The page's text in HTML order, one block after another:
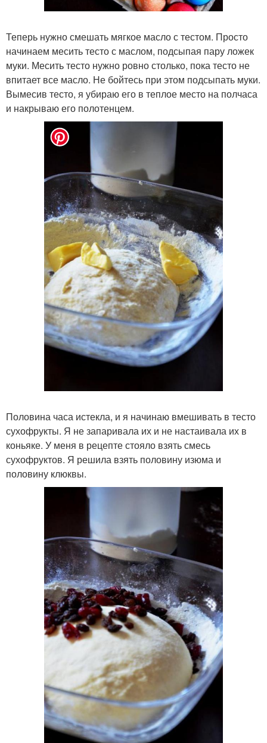
Теперь нужно смешать мягкое масло с тестом. Просто
начинаем месить тесто с маслом, подсыпая пару ложек
муки. Месить тесто нужно ровно столько, пока тесто не
впитает все масло. Не бойтесь при этом подсыпать муки.
Вымесив тесто, я убираю его в теплое место на полчаса
и накрываю его полотенцем.
Половина часа истекла, и я начинаю вмешивать в тесто
сухофрукты. Я не запаривала их и не настаивала их в
коньяке. У меня в рецепте стояло взять смесь
сухофруктов. Я решила взять половину изюма и
половину клюквы.